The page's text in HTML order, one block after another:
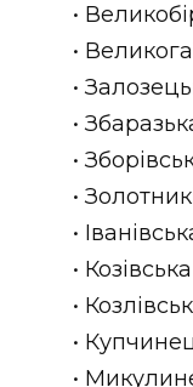
•
•
•
•
•
•
•
•
•
•
•